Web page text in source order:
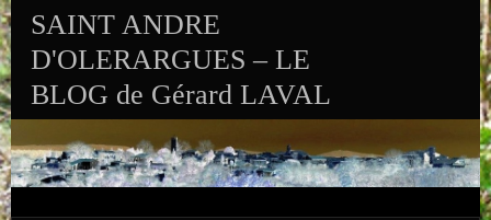
Skip to VISITS_COUNTER_WIDGET
SAINT ANDRE
D'OLERARGUES – LE
BLOG de Gérard LAVAL